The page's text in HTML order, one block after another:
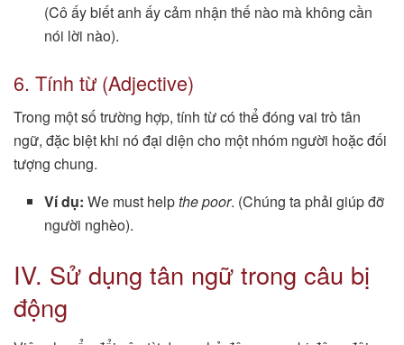
(Cô ấy biết anh ấy cảm nhận thế nào mà không cần
nói lời nào).
6. Tính từ (Adjective)
Trong một số trường hợp, tính từ có thể đóng vai trò tân
ngữ, đặc biệt khi nó đại diện cho một nhóm người hoặc đối
tượng chung.
Ví dụ: We must helpthe poor. (Chúng ta phải giúp đỡ
người nghèo).
IV. Sử dụng tân ngữ trong câu bị
động